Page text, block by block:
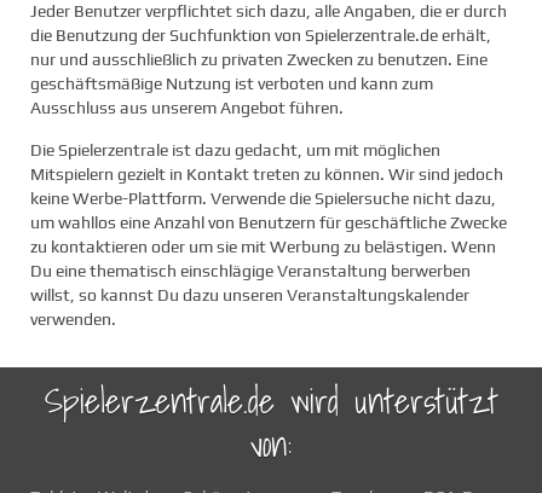
Jeder Benutzer verpflichtet sich dazu, alle Angaben, die er durch
die Benutzung der Suchfunktion von Spielerzentrale.de erhält,
nur und ausschließlich zu privaten Zwecken zu benutzen. Eine
geschäftsmäßige Nutzung ist verboten und kann zum
Ausschluss aus unserem Angebot führen.
Die Spielerzentrale ist dazu gedacht, um mit möglichen
Mitspielern gezielt in Kontakt treten zu können. Wir sind jedoch
keine Werbe-Plattform. Verwende die Spielersuche nicht dazu,
um wahllos eine Anzahl von Benutzern für geschäftliche Zwecke
zu kontaktieren oder um sie mit Werbung zu belästigen. Wenn
Du eine thematisch einschlägige Veranstaltung berwerben
willst, so kannst Du dazu unseren Veranstaltungskalender
verwenden.
Spielerzentrale.de wird unterstützt
von: